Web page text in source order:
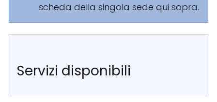
scheda della singola sede qui sopra.
Servizi disponibili